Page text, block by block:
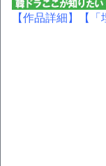
【作品詳細】 【